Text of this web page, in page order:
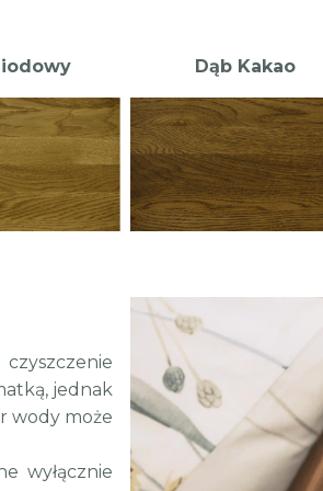
Dąb Kakao
jednak
wody może
wyłącznie